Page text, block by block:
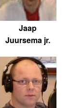
Jaap
Juursema jr.